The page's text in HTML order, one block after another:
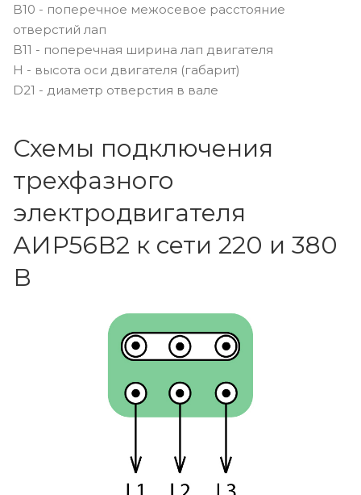
B10 - поперечное межосевое расстояние
отверстий лап
B11 - поперечная ширина лап двигателя
H - высота оси двигателя (габарит)
D21 - диаметр отверстия в вале
Схемы подключения
трехфазного
электродвигателя
АИР56В2 к сети 220 и 380
В